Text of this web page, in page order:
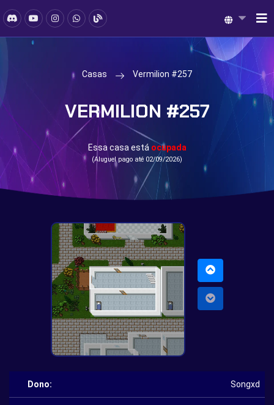
Casas Vermilion #257
VERMILION #257
Essa casa está ocupada
(Aluguel pago até 02/09/2026)
Dono: Songxd